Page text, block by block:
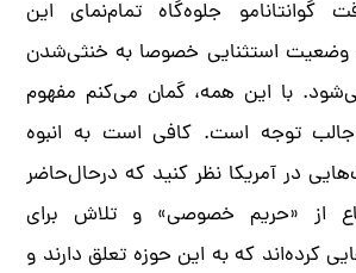
گوانتانامو جلوه‌گاه تمام‌نمای این
استثنایی خصوصا به خنثی‌شدن
با این همه، گمان می‌کنم مفهوم
توجه است. کافی است به انبوه
در آمریکا نظر کنید که در‌حال‌حاضر
از «حریم خصوصی» و تلاش برای
کرده‌اند که به این حوزه تعلق دارند و